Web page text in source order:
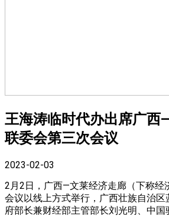
王海涛临时代办出席广西
联委会第三次会议
2023-02-03
2月2日，广西—文莱经济走廊（下称经
会议以线上方式举行，广西壮族自治
府部长兼财经部主管部长刘光明、中